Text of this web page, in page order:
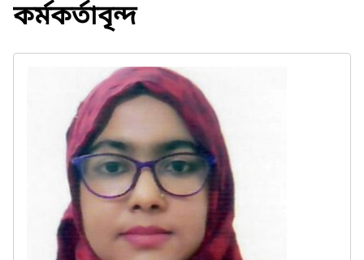
কর্মকর্তাবৃন্দ